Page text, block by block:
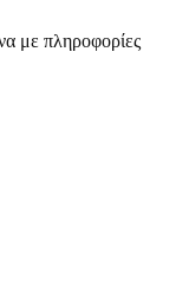
με πληροφορίες